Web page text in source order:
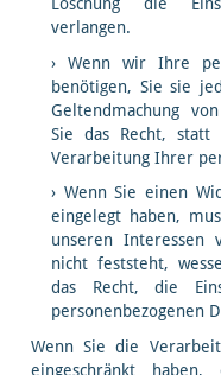
Löschung die
verlangen.
Wenn wir Ihre
benötigen, Sie sie
Geltendmachung
Sie das Recht, statt
Verarbeitung Ihrer
Wenn Sie einen
eingelegt haben,
unseren Interessen
nicht feststeht,
das Recht, die
personenbezogenen
Wenn Sie die
eingeschränkt